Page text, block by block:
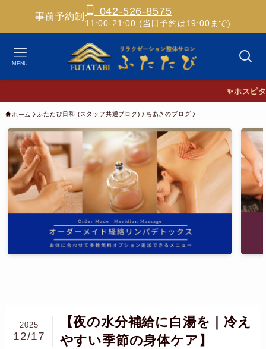
事前予約制 042-526-8575
11:00-21:00 (当日予約は19:00まで)
MENU
✨ホスピタリテ
ホーム ふたたび日和 (スタッフ共通ブログ) ちあきのブログ
【夜の水分補給に白湯を｜冷え
やすい季節の身体ケア】
2025
12/17